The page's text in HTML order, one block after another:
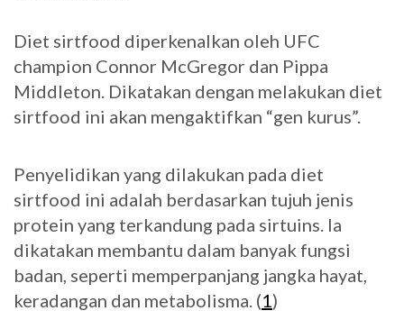
Diet sirtfood diperkenalkan oleh UFC
champion Connor McGregor dan Pippa
Middleton. Dikatakan dengan melakukan diet
sirtfood ini akan mengaktifkan “gen kurus”.
Penyelidikan yang dilakukan pada diet
sirtfood ini adalah berdasarkan tujuh jenis
protein yang terkandung pada sirtuins. Ia
dikatakan membantu dalam banyak fungsi
badan, seperti memperpanjang jangka hayat,
keradangan dan metabolisma. (1)